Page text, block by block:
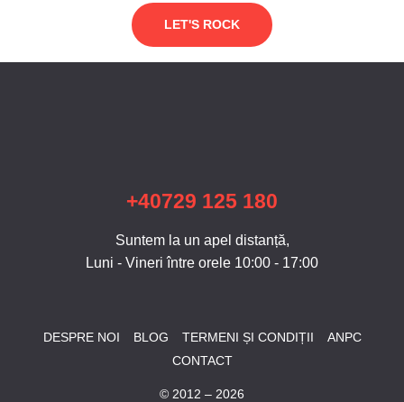
LET'S ROCK
+40729 125 180
Suntem la un apel distanță,
Luni - Vineri între orele 10:00 - 17:00
DESPRE NOI BLOG TERMENI ȘI CONDIȚII
ANPC
CONTACT
© 2012 – 2026